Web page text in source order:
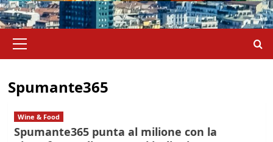
principale
Spumante365
Wine & Food
Spumante365 punta al milione con la